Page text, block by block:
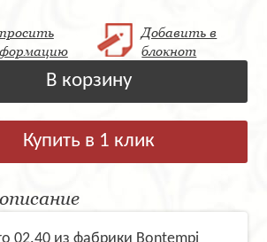
Добавить в
блокнот
В корзину
Купить в 1 клик